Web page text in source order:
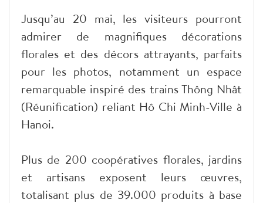
Jusqu’au 20 mai, les visiteurs pourront
admirer de magnifiques décorations
florales et des décors attrayants, parfaits
pour les photos, notamment un espace
remarquable inspiré des trains Thông Nhât
(Réunification) reliant Hô Chi Minh-Ville à
Hanoi.
Plus de 200 coopératives florales, jardins
et artisans exposent leurs œuvres,
totalisant plus de 39.000 produits à base